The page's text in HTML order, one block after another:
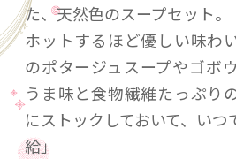
た、天然色のスープセット。
ホットするほど優しい味わ
のポタージュスープやゴボ
うま味と食物繊維たっぷり
にストックしておいて、い
給」